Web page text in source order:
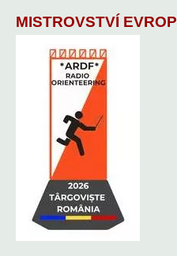
MISTROVSTVÍ